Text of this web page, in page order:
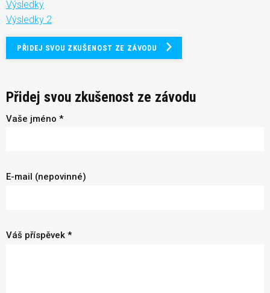
Výsledky
Výsledky 2
PŘIDEJ SVOU ZKUŠENOST ZE ZÁVODU
Přidej svou zkušenost ze závodu
Vaše jméno *
E-mail (nepovinné)
Váš příspěvek *